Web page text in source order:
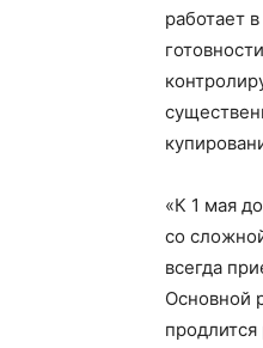
работает
«К 1 мая
со
всегда
Основной